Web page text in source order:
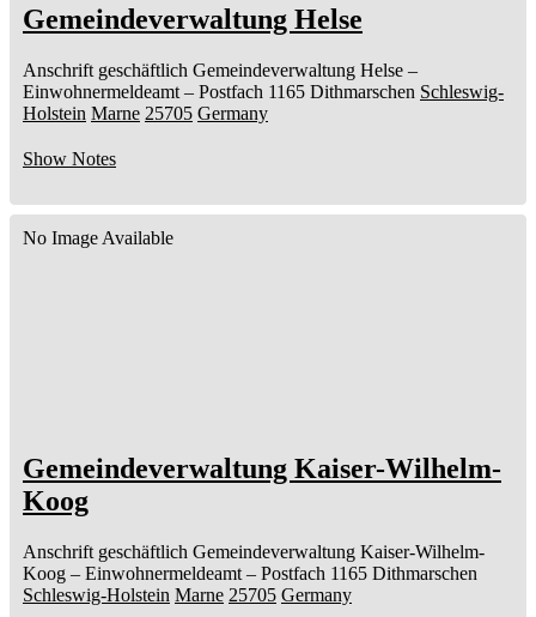
Gemeindeverwaltung Helse
Anschrift geschäftlich Gemeindeverwaltung Helse –
Einwohnermeldeamt – Postfach 1165 Dithmarschen Schleswig-
Holstein Marne 25705 Germany
Show Notes
No Image Available
Gemeindeverwaltung Kaiser-Wilhelm-
Koog
Anschrift geschäftlich Gemeindeverwaltung Kaiser-Wilhelm-
Koog – Einwohnermeldeamt – Postfach 1165 Dithmarschen
Schleswig-Holstein Marne 25705 Germany